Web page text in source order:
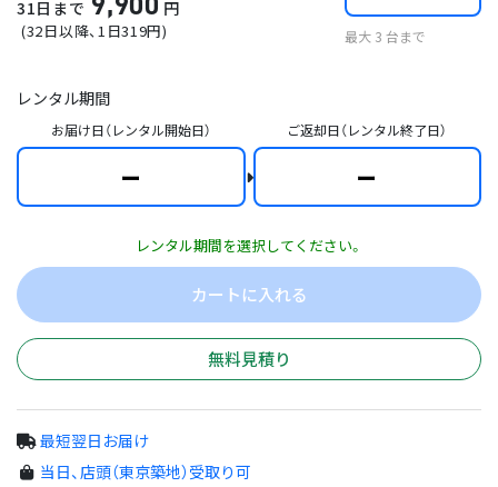
31日まで
円
(32日以降、1日319円) 最大 3 台まで
レンタル期間
お届け日（レンタル開始日）
ー
ご返却日（レンタル終了日）
ー
レンタル期間を選択してください。
カートに入れる
無料見積り
最短翌日お届け
当日、店頭（東京築地）受取り可